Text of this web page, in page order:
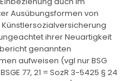
Ausübungsformen von
ihrer Neuartigkeit
genannten
aufweisen (vgl nur BSG
77, 21 = SozR 3-5425 § 24